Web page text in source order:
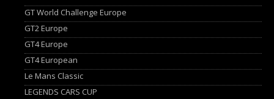
GT World Challenge Europe
GT2 Europe
GT4 Europe
GT4 European
Le Mans Classic
LEGENDS CARS CUP